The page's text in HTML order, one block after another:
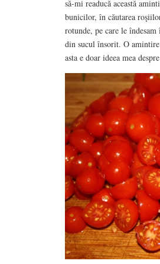
să-mi readucă această
bunicilor, în căutarea
rotunde, pe care le
din sucul însorit. O
asta e doar ideea mea